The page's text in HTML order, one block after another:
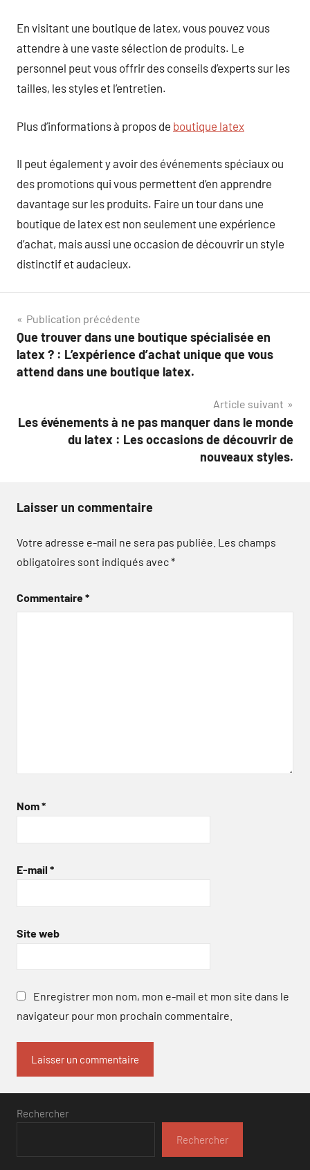
En visitant une boutique de latex, vous pouvez vous
attendre à une vaste sélection de produits. Le
personnel peut vous offrir des conseils d’experts sur les
tailles, les styles et l’entretien.
Plus d’informations à propos de boutique latex
Il peut également y avoir des événements spéciaux ou
des promotions qui vous permettent d’en apprendre
davantage sur les produits. Faire un tour dans une
boutique de latex est non seulement une expérience
d’achat, mais aussi une occasion de découvrir un style
distinctif et audacieux.
Navigation
de
l’article
Publication précédente
Que trouver dans une boutique spécialisée en
latex ? : L’expérience d’achat unique que vous
attend dans une boutique latex.
Article suivant
Les événements à ne pas manquer dans le monde
du latex : Les occasions de découvrir de
nouveaux styles.
Laisser un commentaire
Votre adresse e-mail ne sera pas publiée. Les champs
obligatoires sont indiqués avec*
Commentaire*
Nom*
E-mail *
Site web
Enregistrer mon nom, mon e-mail et mon site dans le
navigateur pour mon prochain commentaire.
Rechercher
Rechercher